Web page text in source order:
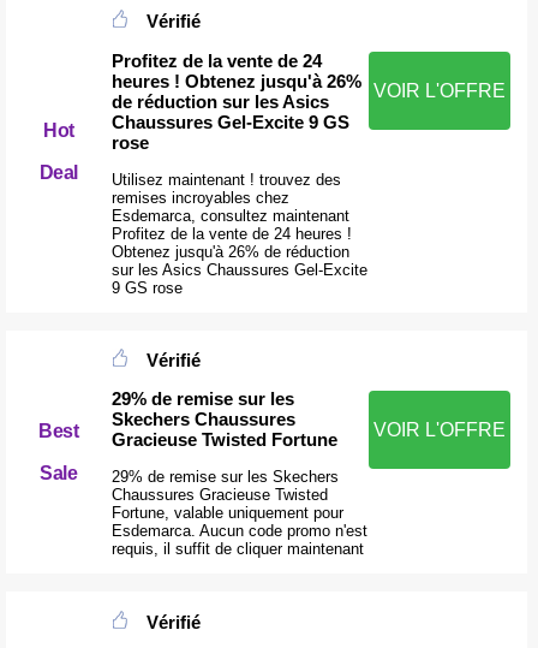
Hot
Deal
Vérifié
Profitez de la vente de 24
heures ! Obtenez jusqu'à 26%
de réduction sur les Asics
Chaussures Gel-Excite 9 GS
rose
Utilisez maintenant ! trouvez des
remises incroyables chez
Esdemarca, consultez maintenant
Profitez de la vente de 24 heures !
Obtenez jusqu'à 26% de réduction
sur les Asics Chaussures Gel-Excite
9 GS rose
VOIR L'OFFRE
Best
Sale
Vérifié
29% de remise sur les
Skechers Chaussures
Gracieuse Twisted Fortune
29% de remise sur les Skechers
Chaussures Gracieuse Twisted
Fortune, valable uniquement pour
Esdemarca. Aucun code promo n'est
requis, il suffit de cliquer maintenant
VOIR L'OFFRE
Vérifié